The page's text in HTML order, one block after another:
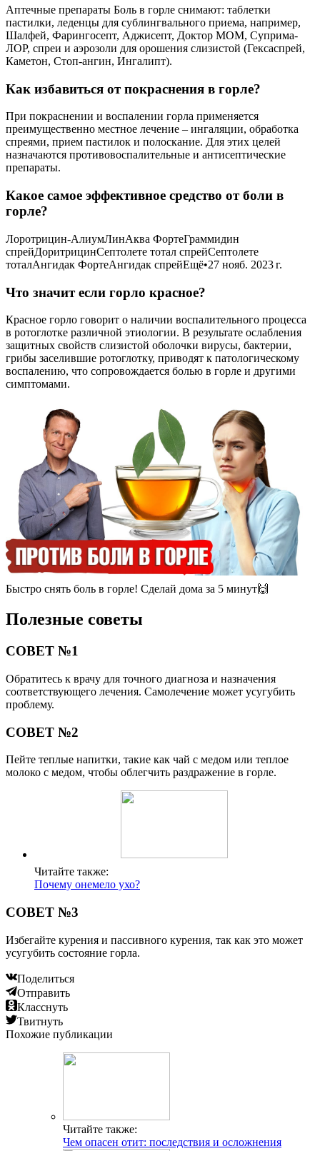
Аптечные препараты Боль в горле снимают: таблетки
пастилки, леденцы для сублингвального приема, например,
Шалфей, Фарингосепт, Аджисепт, Доктор МОМ, Суприма-
ЛОР, спреи и аэрозоли для орошения слизистой (Гексаспрей,
Каметон, Стоп-ангин, Ингалипт).
Как избавиться от покраснения в горле?
При покраснении и воспалении горла применяется
преимущественно местное лечение – ингаляции, обработка
спреями, прием пастилок и полоскание. Для этих целей
назначаются противовоспалительные и антисептические
препараты.
Какое самое эффективное средство от боли в
горле?
Лоротрицин-АлиумЛинАква ФортеГраммидин
спрейДоритрицинСептолете тотал спрейСептолете
тоталАнгидак ФортеАнгидак спрейЕщё•27 нояб. 2023 г.
Что значит если горло красное?
Красное горло говорит о наличии воспалительного процесса
в ротоглотке различной этиологии. В результате ослабления
защитных свойств слизистой оболочки вирусы, бактерии,
грибы заселившие ротоглотку, приводят к патологическому
воспалению, что сопровождается болью в горле и другими
симптомами.
Быстро снять боль в горле! Сделай дома за 5 минут🙌
Полезные советы
СОВЕТ №1
Обратитесь к врачу для точного диагноза и назначения
соответствующего лечения. Самолечение может усугубить
проблему.
СОВЕТ №2
Пейте теплые напитки, такие как чай с медом или теплое
молоко с медом, чтобы облегчить раздражение в горле.
Читайте также:
Почему онемело ухо?
СОВЕТ №3
Избегайте курения и пассивного курения, так как это может
усугубить состояние горла.
Поделиться
Отправить
Класснуть
Твитнуть
Похожие публикации
Читайте также:
Чем опасен отит: последствия и осложнения